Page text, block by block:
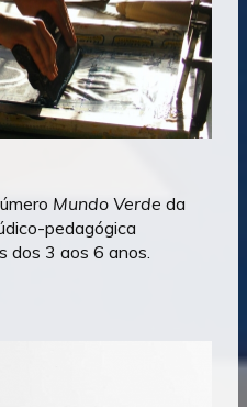
Mundo Verde da
pedagógica
dos 3 aos 6 anos.